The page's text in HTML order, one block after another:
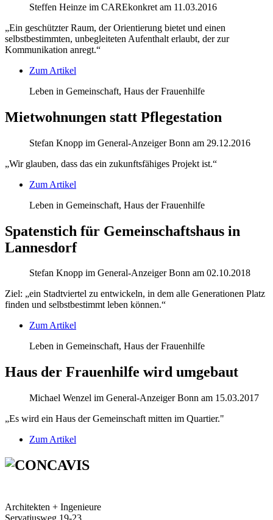
Steffen Heinze im CAREkonkret am 11.03.2016
„Ein geschützter Raum, der Orientierung bietet und einen
selbstbestimmten, unbegleiteten Aufenthalt erlaubt, der zur
Kommunikation anregt.“
Zum Artikel
Leben in Gemeinschaft, Haus der Frauenhilfe
Mietwohnungen statt Pflegestation
Stefan Knopp im General-Anzeiger Bonn am 29.12.2016
„Wir glauben, dass das ein zukunftsfähiges Projekt ist.“
Zum Artikel
Leben in Gemeinschaft, Haus der Frauenhilfe
Spatenstich für Gemeinschaftshaus in
Lannesdorf
Stefan Knopp im General-Anzeiger Bonn am 02.10.2018
Ziel: „ein Stadtviertel zu entwickeln, in dem alle Generationen Platz
finden und selbstbestimmt leben können.“
Zum Artikel
Leben in Gemeinschaft, Haus der Frauenhilfe
Haus der Frauenhilfe wird umgebaut
Michael Wenzel im General-Anzeiger Bonn am 15.03.2017
„Es wird ein Haus der Gemeinschaft mitten im Quartier."
Zum Artikel
Architekten + Ingenieure
Servatiusweg 19-23